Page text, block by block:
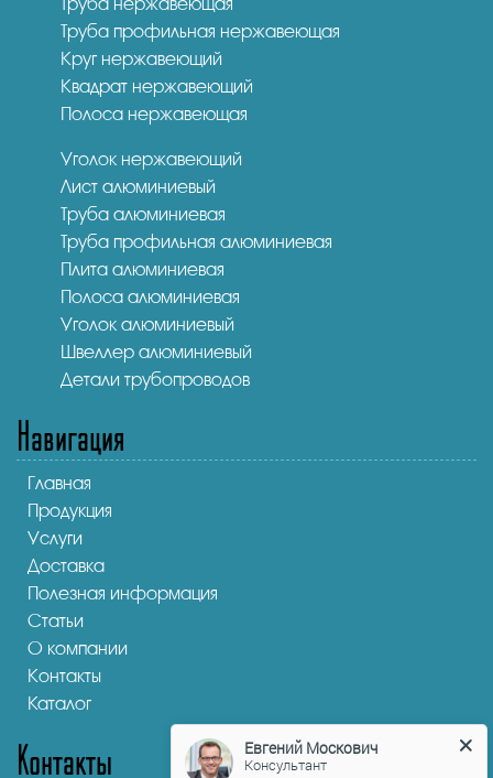
Труба профильная нержавеющая
Круг нержавеющий
Квадрат нержавеющий
Полоса нержавеющая
Уголок нержавеющий
Лист алюминиевый
Труба алюминиевая
Труба профильная алюминиевая
Плита алюминиевая
Полоса алюминиевая
Уголок алюминиевый
Швеллер алюминиевый
Детали трубопроводов
Навигация
Главная
Продукция
Услуги
Доставка
Полезная информация
Статьи
О компании
Контакты
Каталог
Контакты Евгений Москович
Консультант